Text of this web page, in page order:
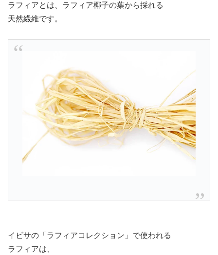
ラフィアとは、ラフィア椰子の葉から採れる
天然繊維です。
イビサの「ラフィアコレクション」で使われる
ラフィアは、